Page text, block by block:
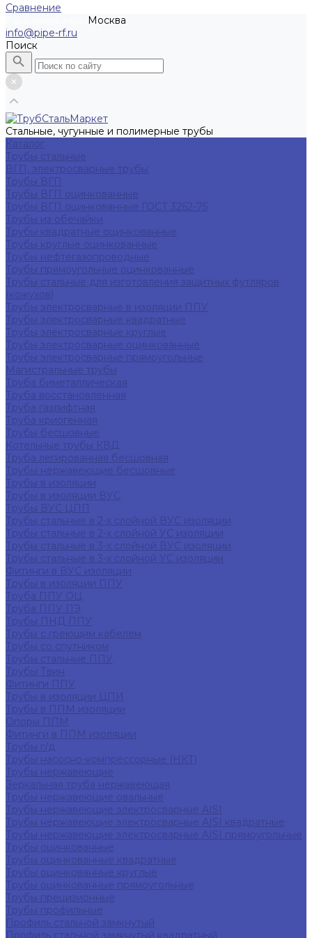
Сравнение
Москва
info@pipe-rf.ru
Поиск
Стальные, чугунные и полимерные трубы
Каталог
Трубы стальные
ВГП, электросварные трубы
Трубы ВГП
Трубы ВГП оцинкованные
Трубы ВГП оцинкованные ГОСТ 3262-75
Трубы из обечайки
Трубы квадратные оцинкованные
Трубы круглые оцинкованные
Трубы нефтегазопроводные
Трубы прямоугольные оцинкованные
Трубы стальные для изготовления защитных футляров
(кожухов)
Трубы электросварные в изоляции ППУ
Трубы электросварные квадратные
Трубы электросварные круглые
Трубы электросварные оцинкованные
Трубы электросварные прямоугольные
Магистральные трубы
Труба биметаллическая
Труба восстановленная
Труба газлифтная
Труба криогенная
Трубы бесшовные
Котельные трубы КВД
Труба легированная бесшовная
Трубы нержавеющие бесшовные
Трубы в изоляции
Трубы в изоляции ВУС
Трубы ВУС ЦПП
Трубы стальные в 2-х слойной ВУС изоляции
Трубы стальные в 2-х слойной УС изоляции
Трубы стальные в 3-х слойной ВУС изоляции
Трубы стальные в 3-х слойной УС изоляции
Фитинги в ВУС изоляции
Трубы в изоляции ППУ
Труба ППУ ОЦ
Труба ППУ ПЭ
Трубы ПНД ППУ
Трубы с греющим кабелем
Трубы со спутником
Трубы стальные ППУ
Трубы Твин
Фитинги ППУ
Трубы в изоляции ЦПИ
Трубы в ППМ изоляции
Опоры ППМ
Фитинги в ППМ изоляции
Трубы г/д
Трубы насосно-компрессорные (НКТ)
Трубы нержавеющие
Зеркальная труба нержавеющая
Трубы нержавеющие овальные
Трубы нержавеющие электросварные AISI
Трубы нержавеющие электросварные AISI квадратные
Трубы нержавеющие электросварные AISI прямоугольные
Трубы оцинкованные
Трубы оцинкованные квадратные
Трубы оцинкованные круглые
Трубы оцинкованные прямоугольные
Трубы прецизионные
Трубы профильные
Профиль стальной замкнутый
Профиль стальной замкнутый квадратный